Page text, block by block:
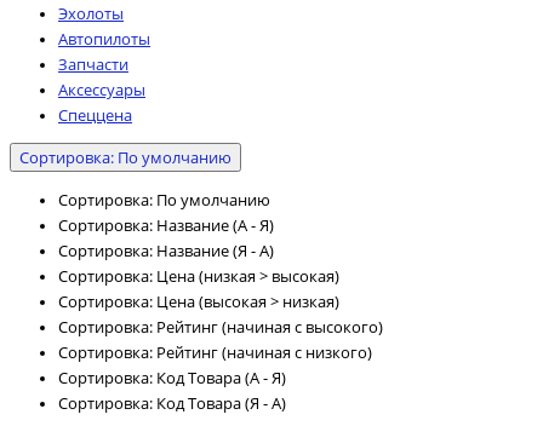
Эхолоты
Автопилоты
Запчасти
Аксессуары
Спеццена
Сортировка: По умолчанию
Сортировка: По умолчанию
Сортировка: Название (А - Я)
Сортировка: Название (Я - А)
Сортировка: Цена (низкая > высокая)
Сортировка: Цена (высокая > низкая)
Сортировка: Рейтинг (начиная с высокого)
Сортировка: Рейтинг (начиная с низкого)
Сортировка: Код Товара (А - Я)
Сортировка: Код Товара (Я - А)